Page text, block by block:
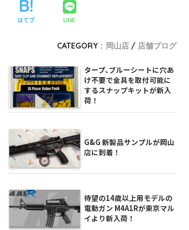
はてブ LINE
CATEGORY : 岡山店 店舗ブログ
タープ､ブルーシートに穴あ
け不要で金具を取付可能に
するスナップキットが新入
荷！
G&G 新製品サンプルが岡山
店に到着！
待望の14歳以上用モデルの
電動ガン M4A1Rが東京マル
イより新入荷！